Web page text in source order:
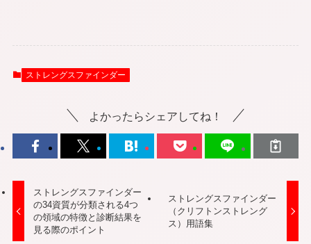
ストレングスファインダー
よかったらシェアしてね！
ストレングスファインダー
の34資質が分類される4つ
の領域の特徴と診断結果を
見る際のポイント
ストレングスファインダー
（クリフトンストレング
ス）用語集